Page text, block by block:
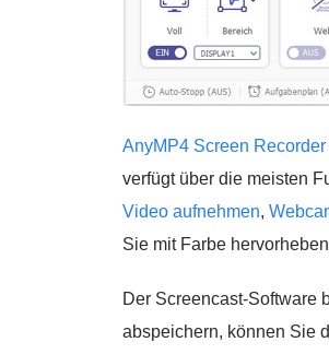
AnyMP4 Screen Recorder
verfügt über die meisten
Video aufnehmen,
Sie mit Farbe
Der Screencast-Software
abspeichern, können Sie